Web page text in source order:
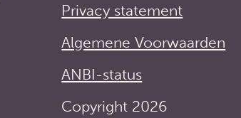
Privacy statement
Algemene Voorwaarden
ANBI-status
Copyright 2026